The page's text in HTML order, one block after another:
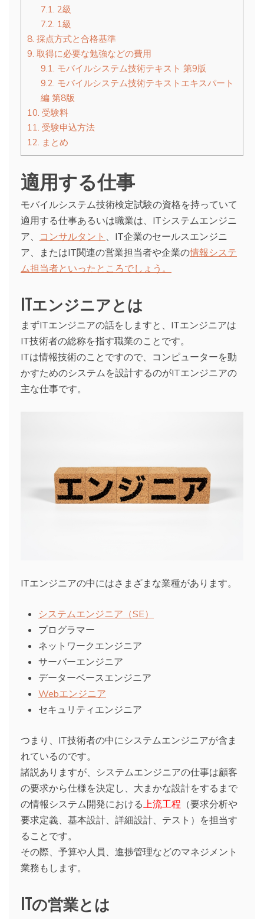
7.1. 2級
7.2. 1級
8. 採点方式と合格基準
9. 取得に必要な勉強などの費用
9.1. モバイルシステム技術テキスト 第9版
9.2. モバイルシステム技術テキストエキスパート
編 第8版
10. 受験料
11. 受験申込方法
12. まとめ
適用する仕事
モバイルシステム技術検定試験の資格を持っていて
適用する仕事あるいは職業は、ITシステムエンジニ
ア、 コンサルタント 、IT企業のセールスエンジニ
ア、またはIT関連の営業担当者や企業の情報システ
ム担当者といったところでしょう。
ITエンジニアとは
まずITエンジニアの話をしますと、ITエンジニアは
IT技術者の総称を指す職業のことです。
ITは情報技術のことですので、コンピューターを動
かすためのシステムを設計するのがITエンジニアの
主な仕事です。
ITエンジニアの中にはさまざまな業種があります。
システムエンジニア（SE）
プログラマー
ネットワークエンジニア
サーバーエンジニア
データーベースエンジニア
Webエンジニア
セキュリティエンジニア
つまり、IT技術者の中にシステムエンジニアが含ま
れているのです。
諸説ありますが、システムエンジニアの仕事は顧客
の要求から仕様を決定し、大まかな設計をするまで
の情報システム開発における 上流工程 （要求分析や
要求定義、基本設計、詳細設計、テスト）を担当す
ることです。
その際、予算や人員、進捗管理などのマネジメント
業務もします。
ITの営業とは